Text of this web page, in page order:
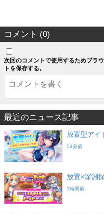
コメント (0)
次回のコメントで使用するためブラ
トを保存する。
最近のニュース記事
放置型アイ
53分前
放置×深淵
1時間前